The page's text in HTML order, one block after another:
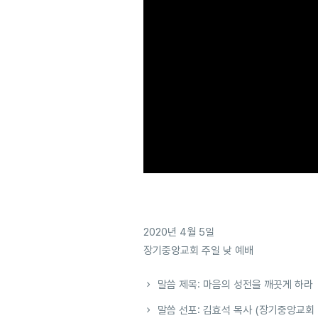
2020년 4월 5일
장기중앙교회 주일 낮 예배
말씀 제목: 마음의 성전을 깨끗게 하라
말씀 선포: 김효석 목사 (장기중앙교회